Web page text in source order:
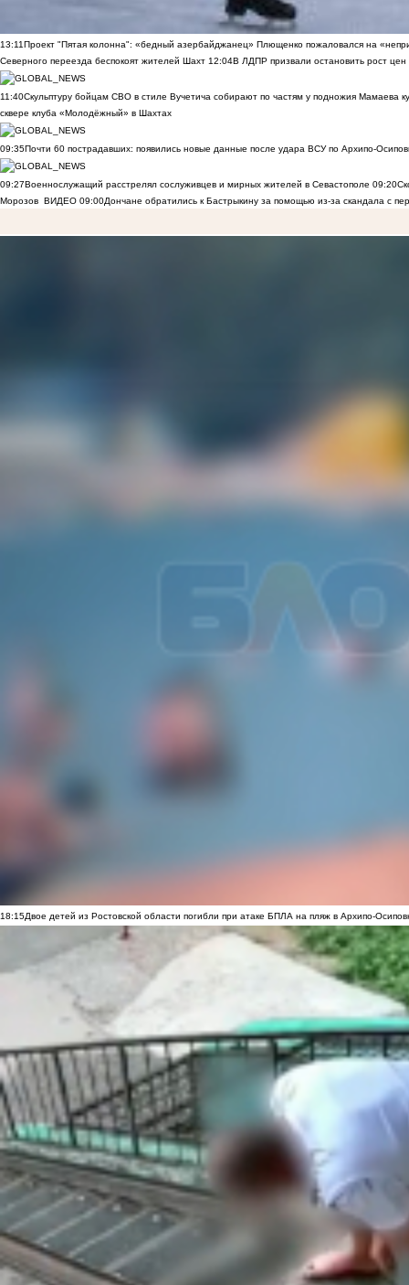
13:11Проект "Пятая колонна": «бедный азербайджанец» Плющенко пожаловался на
Северного переезда беспокоят жителей Шахт 12:04В ЛДПР призвали остановить рост цен
11:40Скульптуру бойцам СВО в стиле Вучетича собирают по частям у подножия Мамаева
сквере клуба «Молодёжный» в Шахтах
09:35Почти 60 пострадавших: появились новые данные после удара ВСУ по Архипо-
09:27Военнослужащий расстрелял сослуживцев и мирных жителей в Севастополе 09:20
Морозов ВИДЕО 09:00Дончане обратились к Бастрыкину за помощью из-за скандала с
18:15Двое детей из Ростовской области погибли при атаке БПЛА на пляж в Архипо-